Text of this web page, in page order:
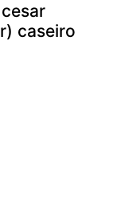
caseiro